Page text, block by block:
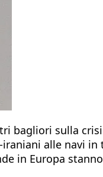
sulla crisi
alle navi in
in Europa